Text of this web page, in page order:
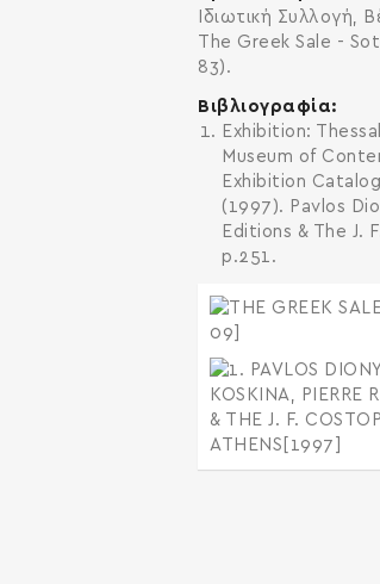
Ιδιωτική Συλλογή,
The Greek Sale -
83).
Βιβλιογραφία
Exhibition:
Museum of
Exhibition
(1997). Pavlos
Editions & The J.
p.251.